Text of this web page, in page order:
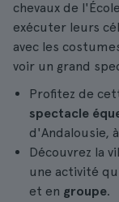
chevaux de
exécuter leurs
avec les
voir un grand
Profitez de
spectacle
d'Andalousie,
Découvrez la
une activité
et en groupe.